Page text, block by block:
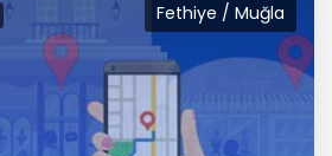
Fethiye / Muğla